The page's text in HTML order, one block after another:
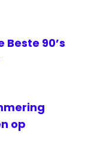
Beste 90’s
op